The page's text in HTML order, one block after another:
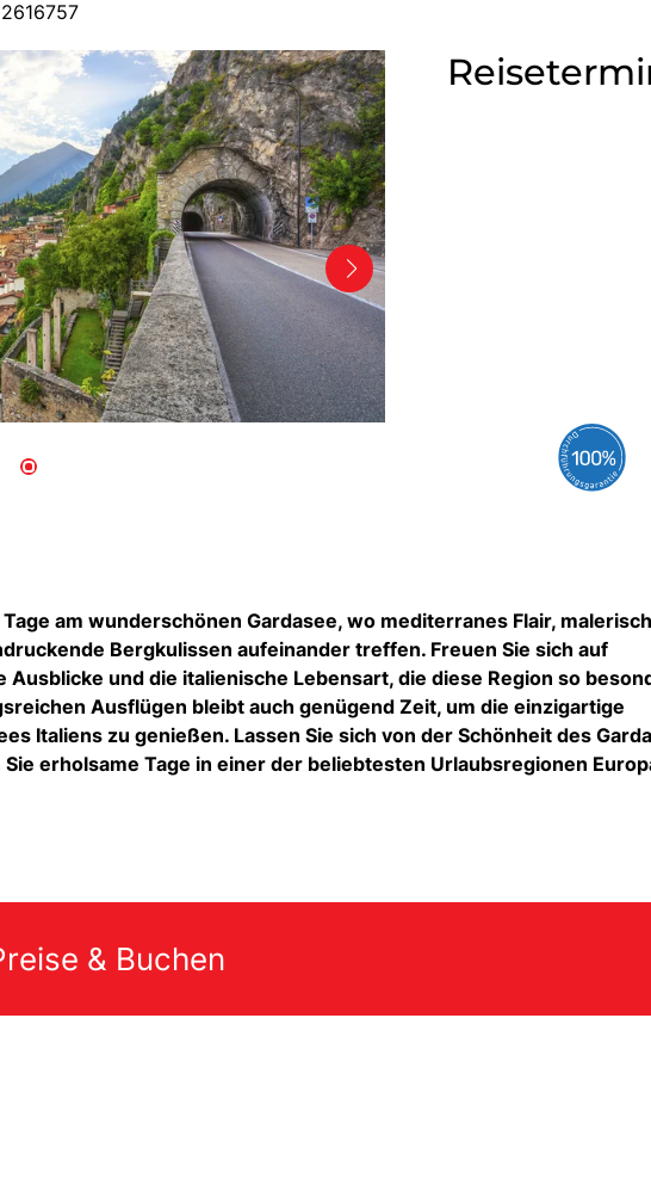
am wunderschönen Gardasee, wo mediterranes Flair,
Bergkulissen aufeinander treffen. Freuen Sie sich auf
und die italienische Lebensart, die diese Region so
Ausflügen bleibt auch genügend Zeit, um die einzigartige
Italiens zu genießen. Lassen Sie sich von der Schönheit des
erholsame Tage in einer der beliebtesten Urlaubsregionen
& Buchen